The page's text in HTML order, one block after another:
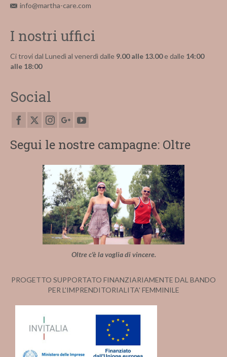
info@martha-care.com
I nostri uffici
Ci trovi dal Lunedì al venerdì dalle 9.00 alle 13.00e dalle 14:00
alle 18:00
Social
Segui le nostre campagne: Oltre
Oltre c'è la voglia di vincere.
PROGETTO SUPPORTATO FINANZIARIAMENTE DAL BANDO
PER L'IMPRENDITORIALITA' FEMMINILE